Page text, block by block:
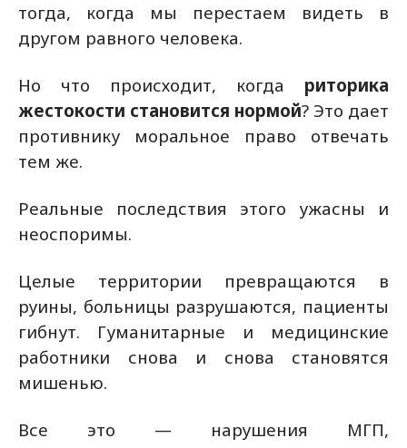
тогда, когда мы перестаем видеть в
другом равного человека.
Но что происходит, когда риторика
жестокости становится нормой? Это дает
противнику моральное право отвечать
тем же.
Реальные последствия этого ужасны и
неоспоримы.
Целые территории превращаются в
руины, больницы разрушаются, пациенты
гибнут. Гуманитарные и медицинские
работники снова и снова становятся
мишенью.
Все это — нарушения МГП,